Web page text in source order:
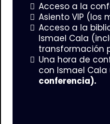
Acceso a la
Asiento VIP (los
Acceso a la
Ismael Cala
transformación
Una hora de
con Ismael Cala
conferencia).